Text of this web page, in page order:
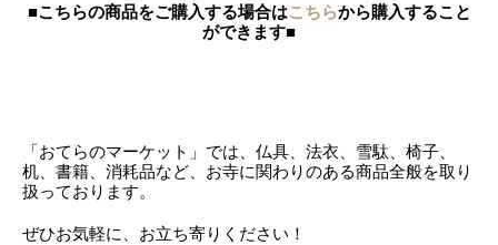
■こちらの商品をご購入する場合はこちらから購入すること
ができます■
「おてらのマーケット」では、仏具、法衣、雪駄、椅子、
机、書籍、消耗品など、お寺に関わりのある商品全般を取り
扱っております。
ぜひお気軽に、お立ち寄りください！